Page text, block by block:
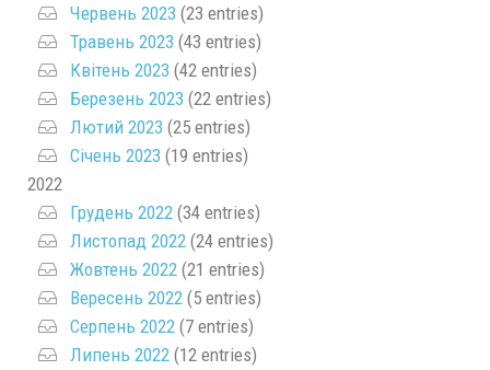
Червень 2023 (23 entries)
Травень 2023 (43 entries)
Квітень 2023 (42 entries)
Березень 2023 (22 entries)
Лютий 2023 (25 entries)
Січень 2023 (19 entries)
2022
Грудень 2022 (34 entries)
Листопад 2022 (24 entries)
Жовтень 2022 (21 entries)
Вересень 2022 (5 entries)
Серпень 2022 (7 entries)
Липень 2022 (12 entries)